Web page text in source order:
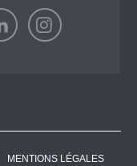
MENTIONS LÉGALES